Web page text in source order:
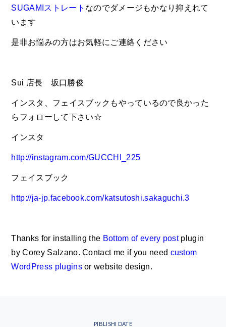
SUGAMIストレート なのでダメージもかなり抑えれて
います
是非お悩みの方はお気軽にご連絡ください
Sui 店長 坂口勝俊
インスタ、フェイスブックもやっているので良かった
らフォローして下さい☆
インスタ
http://instagram.com/GUCCHI_225
フェイスブック
http://ja-jp.facebook.com/katsutoshi.sakaguchi.3
Thanks for installing the Bottom of every postplugin
by Corey Salzano. Contact me if you need custom
WordPress pluginsor website design.
PIBLISHI DATE